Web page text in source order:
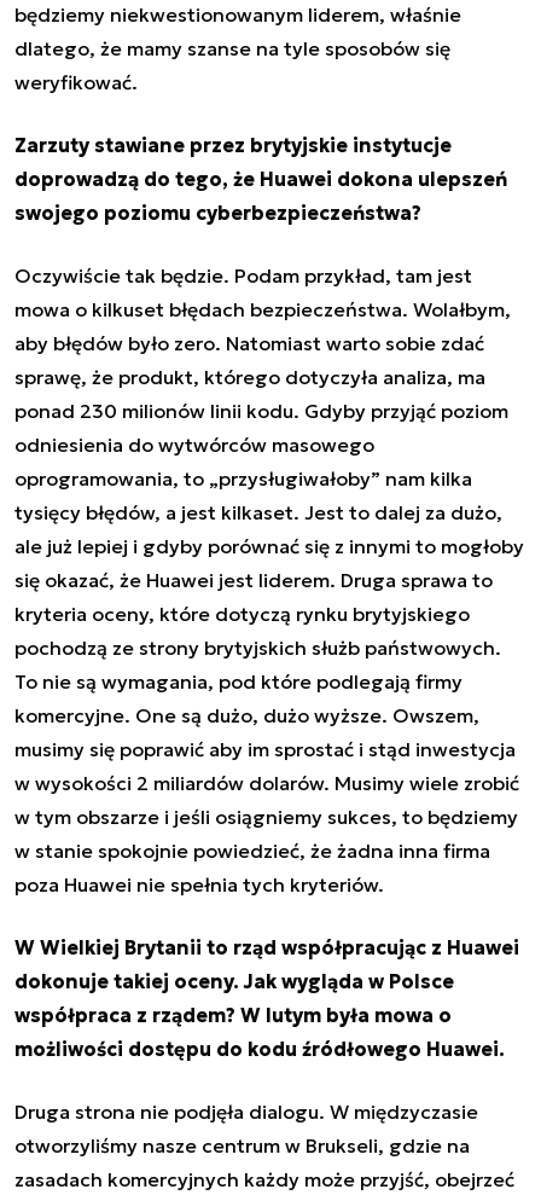
będziemy niekwestionowanym liderem, właśnie
dlatego, że mamy szanse na tyle sposobów się
weryfikować.
Zarzuty stawiane przez brytyjskie instytucje
doprowadzą do tego, że Huawei dokona ulepszeń
swojego poziomu cyberbezpieczeństwa?
Oczywiście tak będzie. Podam przykład, tam jest
mowa o kilkuset błędach bezpieczeństwa. Wolałbym,
aby błędów było zero. Natomiast warto sobie zdać
sprawę, że produkt, którego dotyczyła analiza, ma
ponad 230 milionów linii kodu. Gdyby przyjąć poziom
odniesienia do wytwórców masowego
oprogramowania, to „przysługiwałoby” nam kilka
tysięcy błędów, a jest kilkaset. Jest to dalej za dużo,
ale już lepiej i gdyby porównać się z innymi to mogłoby
się okazać, że Huawei jest liderem. Druga sprawa to
kryteria oceny, które dotyczą rynku brytyjskiego
pochodzą ze strony brytyjskich służb państwowych.
To nie są wymagania, pod które podlegają firmy
komercyjne. One są dużo, dużo wyższe. Owszem,
musimy się poprawić aby im sprostać i stąd inwestycja
w wysokości 2 miliardów dolarów. Musimy wiele zrobić
w tym obszarze i jeśli osiągniemy sukces, to będziemy
w stanie spokojnie powiedzieć, że żadna inna firma
poza Huawei nie spełnia tych kryteriów.
W Wielkiej Brytanii to rząd współpracując z Huawei
dokonuje takiej oceny. Jak wygląda w Polsce
współpraca z rządem? W lutym była mowa o
możliwości dostępu do kodu źródłowego Huawei.
Druga strona nie podjęła dialogu. W międzyczasie
otworzyliśmy nasze centrum w Brukseli, gdzie na
zasadach komercyjnych każdy może przyjść, obejrzeć